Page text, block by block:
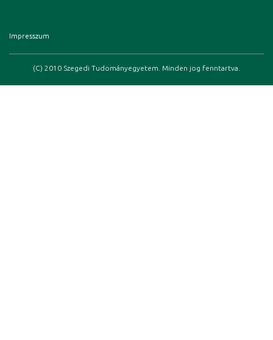
Impresszum
(C) 2010 Szegedi Tudományegyetem. Minden jog fenntartva.